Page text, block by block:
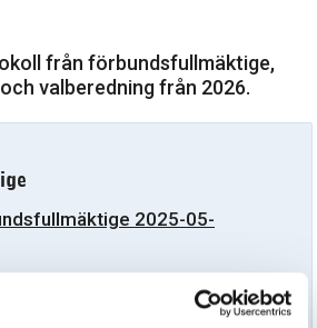
från förbundsfullmäktige,
valberedning från 2026.
2025-05-